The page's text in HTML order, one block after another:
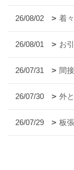
26/08/02 着々
26/08/01 お
26/07/31 間
26/07/30 外
26/07/29 板